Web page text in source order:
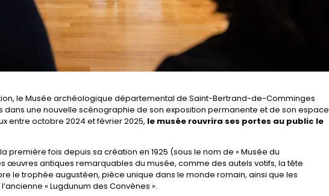
le Musée archéologique départemental de Saint-Bertrand-de-Comminges
une nouvelle scénographie de son exposition permanente et de son espace
entre octobre 2024 et février 2025, le musée rouvrira ses portes au public le
première fois depuis sa création en 1925 (sous le nom de « Musée du
œuvres antiques remarquables du musée, comme des autels votifs, la tête
le trophée augustéen, pièce unique dans le monde romain, ainsi que les
« Lugdunum des Convènes ».